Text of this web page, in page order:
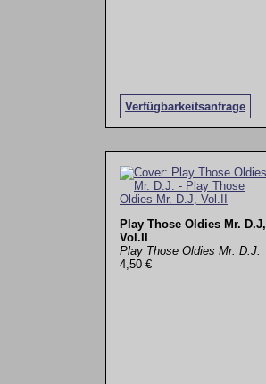
Verfügbarkeitsanfrage
Play Those Oldies Mr. D.J,
Vol.II
Play Those Oldies Mr. D.J.
4,50 €